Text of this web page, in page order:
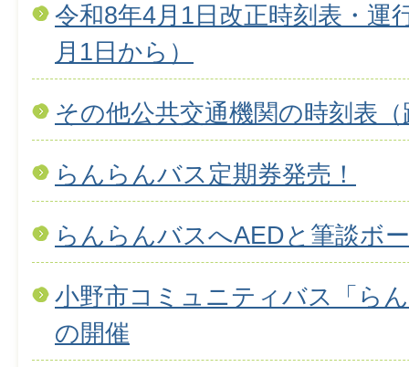
令和8年4月1日改正時刻表・運
月1日から）
その他公共交通機関の時刻表
らんらんバス定期券発売！
らんらんバスへAEDと筆談ボ
小野市コミュニティバス「ら
の開催